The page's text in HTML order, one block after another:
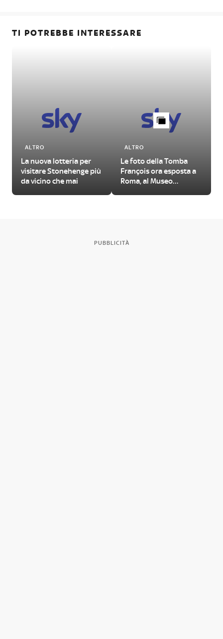
TI POTREBBE INTERESSARE
ALTRO
La nuova lotteria per
visitare Stonehenge più
da vicino che mai
ALTRO
Le foto della Tomba
François ora esposta a
Roma, al Museo
PUBBLICITÀ